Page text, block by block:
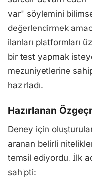
var" söylemini
değerlendirmek
ilanları platformları
bir test yapmak
mezuniyetlerine
hazırladı.
Hazırlanan
Deney için
aranan belirli
temsil ediyordu. İlk
sahipti: